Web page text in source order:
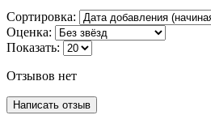
Сортировка:
Оценка:
Показать:
Отзывов нет
Написать отзыв